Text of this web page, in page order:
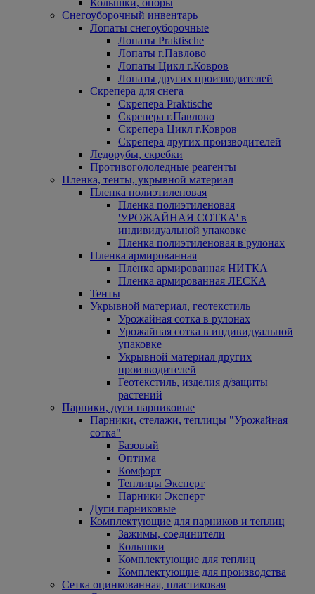
Колышки, опоры
Снегоуборочный инвентарь
Лопаты снегоуборочные
Лопаты Praktische
Лопаты г.Павлово
Лопаты Цикл г.Ковров
Лопаты других производителей
Скрепера для снега
Скрепера Praktische
Скрепера г.Павлово
Скрепера Цикл г.Ковров
Скрепера других производителей
Ледорубы, скребки
Противогололедные реагенты
Пленка, тенты, укрывной материал
Пленка полиэтиленовая
Пленка полиэтиленовая
'УРОЖАЙНАЯ СОТКА' в
индивидуальной упаковке
Пленка полиэтиленовая в рулонах
Пленка армированная
Пленка армированная НИТКА
Пленка армированная ЛЕСКА
Тенты
Укрывной материал, геотекстиль
Урожайная сотка в рулонах
Урожайная сотка в индивидуальной
упаковке
Укрывной материал других
производителей
Геотекстиль, изделия д/защиты
растений
Парники, дуги парниковые
Парники, стелажи, теплицы "Урожайная
сотка"
Базовый
Оптима
Комфорт
Теплицы Эксперт
Парники Эксперт
Дуги парниковые
Комплектующие для парников и теплиц
Зажимы, соединители
Колышки
Комплектующие для теплиц
Комплектующие для производства
Сетка оцинкованная, пластиковая